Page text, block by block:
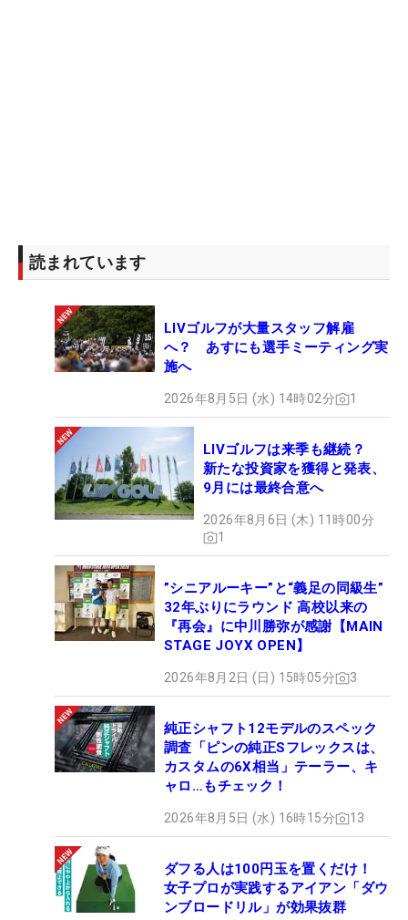
読まれています
LIVゴルフが大量スタッフ解雇
へ？ あすにも選手ミーティング実
施へ
2026年8月5日 (水) 14時02分 1
LIVゴルフは来季も継続？
新たな投資家を獲得と発表、
9月には最終合意へ
2026年8月6日 (木) 11時00分
1
”シニアルーキー”と“義足の同級生”
32年ぶりにラウンド 高校以来の
『再会』に中川勝弥が感謝【MAIN
STAGE JOYX OPEN】
2026年8月2日 (日) 15時05分 3
純正シャフト12モデルのスペック
調査「ピンの純正Sフレックスは、
カスタムの6X相当」テーラー、キ
ャロ…もチェック！
2026年8月5日 (水) 16時15分 13
ダフる人は100円玉を置くだけ！
女子プロが実践するアイアン「ダウ
ンブロードリル」が効果抜群